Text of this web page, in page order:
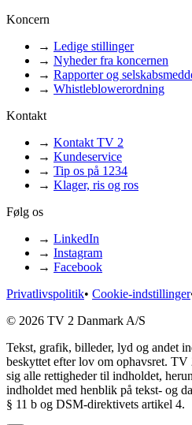
Koncern
→ Ledige stillinger
→ Nyheder fra koncernen
→ Rapporter og
→ Whistleblowerordning
Kontakt
→ Kontakt TV 2
→ Kundeservice
→ Tip os på 1234
→ Klager, ris og ros
Følg os
→ LinkedIn
→ Instagram
→ Facebook
Privatlivspolitik• Cookie-indstillinger
© 2026 TV 2 Danmark A/S
Tekst, grafik, billeder, lyd og andet
beskyttet efter lov om ophavsret.
sig alle rettigheder til indholdet,
indholdet med henblik på tekst- og
§ 11 b og DSM-direktivets artikel 4.